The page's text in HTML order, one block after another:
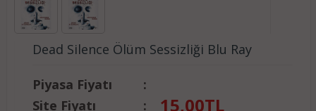
Dead Silence Ölüm Sessizliği Blu Ray
Piyasa Fiyatı
:
Site Fiyatı
: 15,00TL